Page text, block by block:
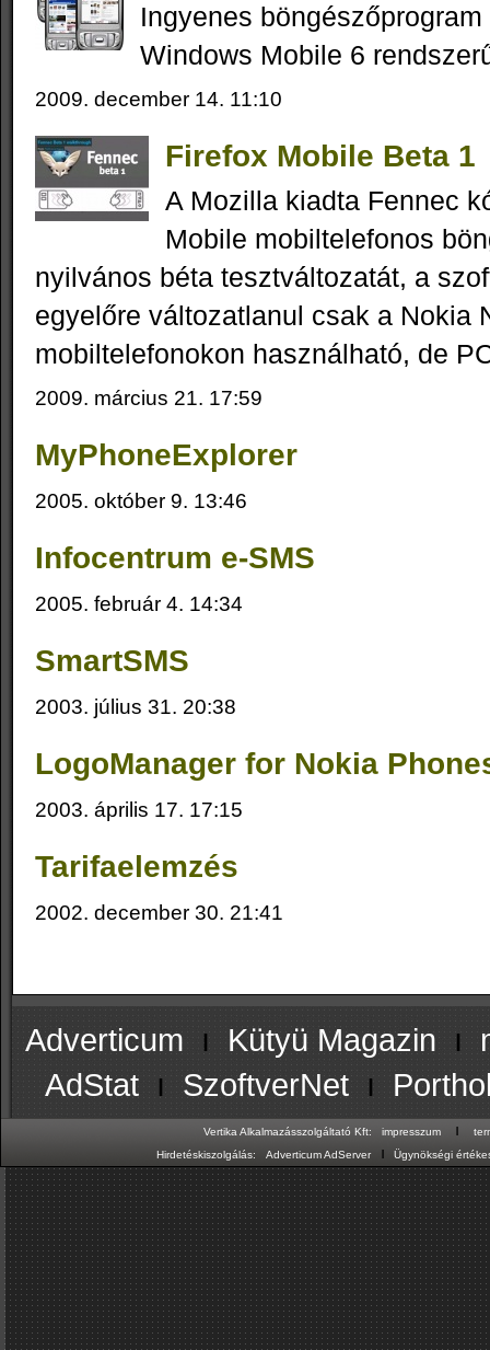
Ingyenes
Windows Mobile 6
2009. december 14. 11:10
Firefox Mobile Beta 1
A Mozilla kiadta Fennec
Mobile mobiltelefonos
nyilvános béta tesztváltozatát, a
egyelőre változatlanul csak a Nokia
mobiltelefonokon használható, de
2009. március 21. 17:59
MyPhoneExplorer
2005. október 9. 13:46
Infocentrum e-SMS
2005. február 4. 14:34
SmartSMS
2003. július 31. 20:38
LogoManager for Nokia
2003. április 17. 17:15
Tarifaelemzés
2002. december 30. 21:41
Adverticum ı Kütyü Magazinı
AdStat ıSzoftverNetı
Vertika Alkalmazásszolgáltató Kft: impresszum ı
Hirdetéskiszolgálás:
Adverticum AdServer ıÜgynökségi